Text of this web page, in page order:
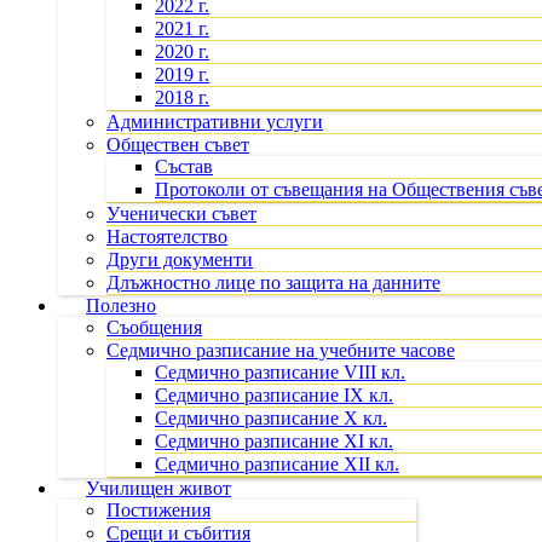
2022 г.
2021 г.
2020 г.
2019 г.
2018 г.
Административни услуги
Обществен съвет
Състав
Протоколи от съвещания на Обществения
Ученически съвет
Настоятелство
Други документи
Длъжностно лице по защита на данните
Полезно
Съобщения
Седмично разписание на учебните часове
Седмично разписание VIII кл.
Седмично разписание IX кл.
Седмично разписание X кл.
Седмично разписание XI кл.
Седмично разписание XII кл.
Училищен живот
Постижения
Срещи и събития